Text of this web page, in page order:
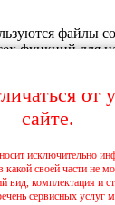
от
сайте.
исключительно
своей части не
вид, комплектация и
сервисных услуг
файлы
функций для
и удобства
файлы
сайту, вы даете
свое